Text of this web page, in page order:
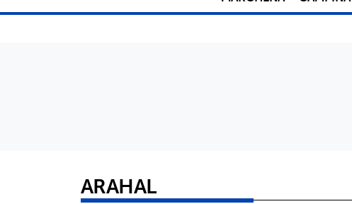
ARAHAL